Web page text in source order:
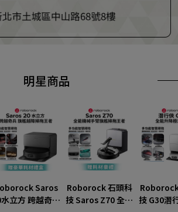
明星商品
Saros
立方 跨越奇兵
Roborock 石頭科
技 Saros Z70 全能 技 G30潛